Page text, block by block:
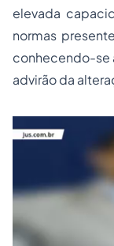
elevada
normas
conhecendo-se
advirão da